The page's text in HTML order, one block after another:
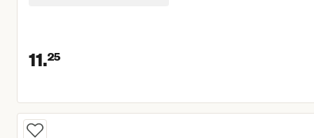
11.25
Huidige prijs € 11,25